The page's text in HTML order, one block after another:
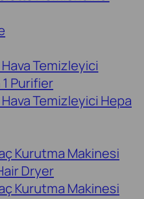
Temizleyici
1 Purifier
Temizleyici Hepa
Kurutma Makinesi
Dryer
Kurutma Makinesi